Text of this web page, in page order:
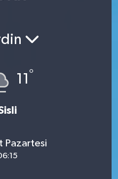
11 °
Pazartesi